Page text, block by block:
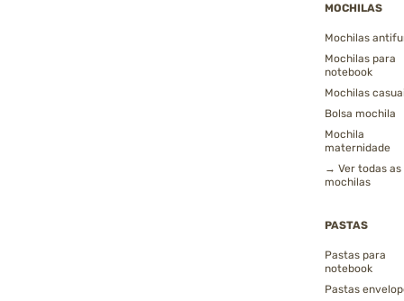
MOCHILAS
Mochilas
Mochilas para
notebook
Mochilas
Bolsa mochila
Mochila
maternidade
→ Ver todas as
mochilas
PASTAS
Pastas para
notebook
Pastas